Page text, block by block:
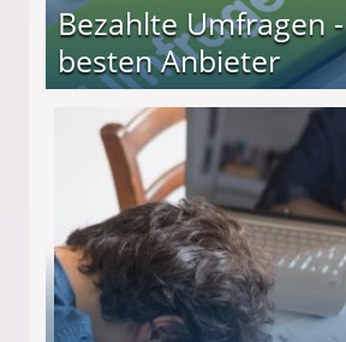
Bezahlte Umfragen
besten Anbieter